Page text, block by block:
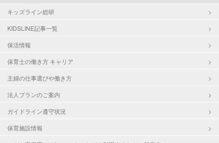
キッズライン総研
KIDSLINE記事一覧
保活情報
保育士の働き方 キャリア
主婦の仕事選びや働き方
法人プランのご案内
ガイドライン遵守状況
保育施設情報